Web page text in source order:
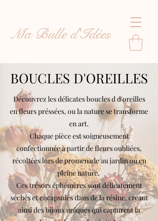
Ma Bulle d'Idées
BOUCLES D'OREILLES
Découvrez les délicates boucles d d'oreilles
en fleurs préssées, ou la nature se transforme
en art.
Chaque pièce est soigneusement
confectionnée à partir de fleurs oubliées,
récoltées lors de promenade au jardin ou en
pleine nature.
Ces trésors éphémères sont délicatement
séchés et encapsulés dans de la résine, créant
ainsi des bijoux uniques qui capturent la